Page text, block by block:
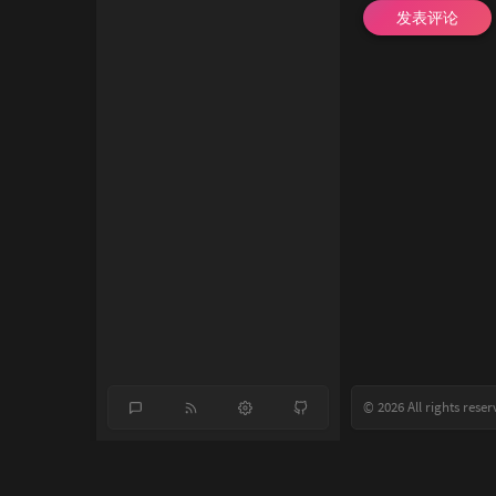
发表评论
© 2026 All rights